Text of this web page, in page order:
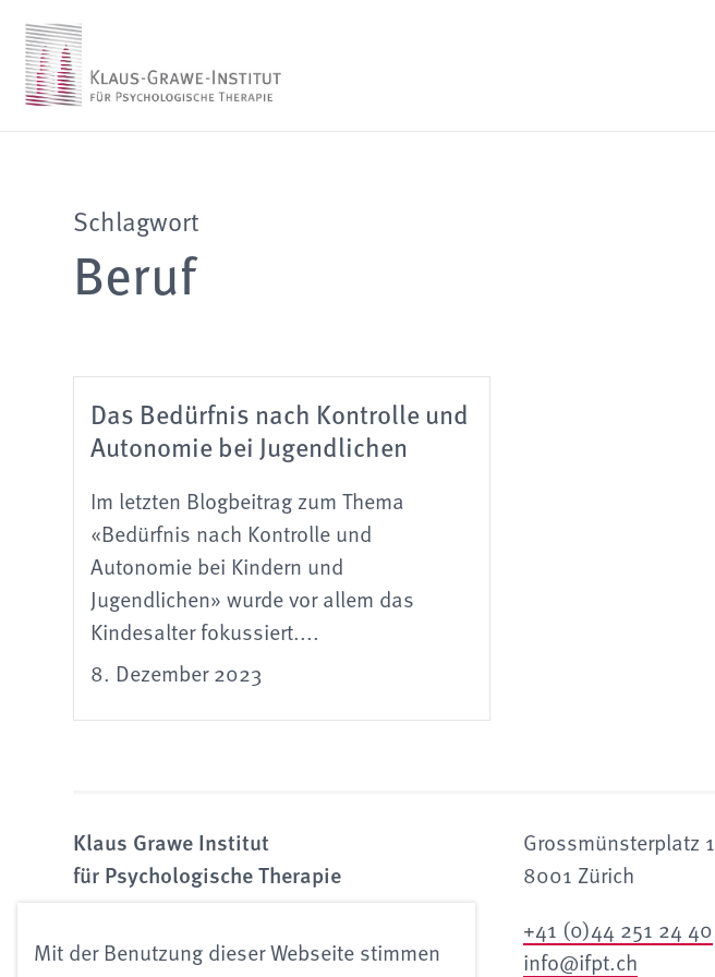
Mit der Benutzung dieser Webseite stimmen
Schlagwort
Beruf
Das Bedürfnis nach Kontrolle und
Autonomie bei Jugendlichen
Im letzten Blogbeitrag zum Thema
«Bedürfnis nach Kontrolle und
Autonomie bei Kindern und
Jugendlichen» wurde vor allem das
Kindesalter fokussiert....
8. Dezember 2023
Klaus Grawe Institut
für Psychologische Therapie
Grossmünsterplatz 1
8001 Zürich
+41 (0)44 251 24 40
info@ifpt.ch